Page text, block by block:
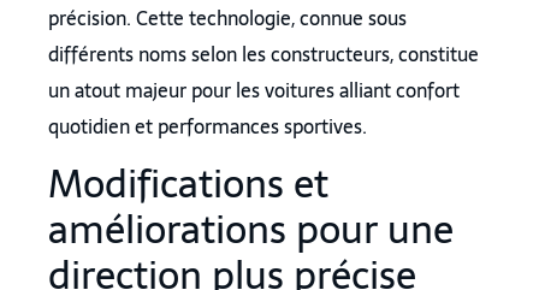
précision. Cette technologie, connue sous
différents noms selon les constructeurs, constitue
un atout majeur pour les voitures alliant confort
quotidien et performances sportives.
Modifications et
améliorations pour une
direction plus précise